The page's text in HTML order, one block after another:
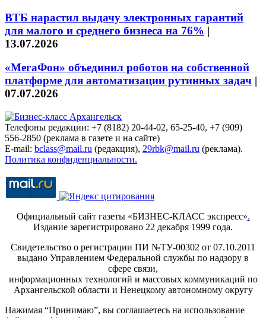
ВТБ нарастил выдачу электронных гарантий
для малого и среднего бизнеса на 76% |
13.07.2026
«МегаФон» объединил роботов на собственной
платформе для автоматизации рутинных задач |
07.07.2026
Телефоны редакции: +7 (8182) 20-44-02, 65-25-40, +7 (909)
556-2850 (реклама в газете и на сайте)
E-mail: bclass@mail.ru (редакция), 29rbk@mail.ru (реклама).
Политика конфиденциальности.
Официальный сайт газеты «БИЗНЕС-КЛАСС экспресс».
Издание зарегистрировано 22 декабря 1999 года.
Свидетельство о регистрации ПИ №ТУ-00302 от 07.10.2011
выдано Управлением Федеральной службы по надзору в
сфере связи,
информационных технологий и массовых коммуникаций по
Архангельской области и Ненецкому автономному округу
Нажимая “Принимаю”, вы соглашаетесь на использование